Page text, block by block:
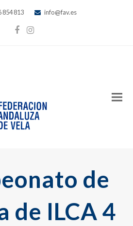
854 813 info@fav.es
Facebook
Instagram
de
de ILCA 4